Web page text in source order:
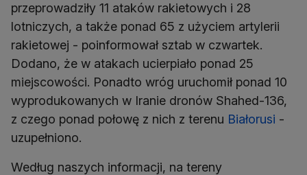
przeprowadziły 11 ataków rakietowych i 28
lotniczych, a także ponad 65 z użyciem artylerii
rakietowej - poinformował sztab w czwartek.
Dodano, że w atakach ucierpiało ponad 25
miejscowości. Ponadto wróg uruchomił ponad 10
wyprodukowanych w Iranie dronów Shahed-136,
z czego ponad połowę z nich z terenu Białorusi -
uzupełniono.
Według naszych informacji, na tereny